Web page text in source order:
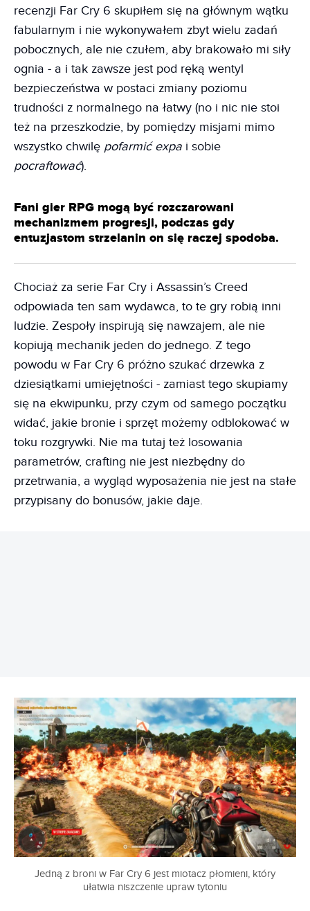
recenzji Far Cry 6 skupiłem się na głównym wątku
fabularnym i nie wykonywałem zbyt wielu zadań
pobocznych, ale nie czułem, aby brakowało mi siły
ognia - a i tak zawsze jest pod ręką wentyl
bezpieczeństwa w postaci zmiany poziomu
trudności z normalnego na łatwy (no i nic nie stoi
też na przeszkodzie, by pomiędzy misjami mimo
wszystko chwilę pofarmić expa i sobie
pocraftować).
Fani gier RPG mogą być rozczarowani
mechanizmem progresji, podczas gdy
entuzjastom strzelanin on się raczej spodoba.
Chociaż za serie Far Cry i Assassin’s Creed
odpowiada ten sam wydawca, to te gry robią inni
ludzie. Zespoły inspirują się nawzajem, ale nie
kopiują mechanik jeden do jednego. Z tego
powodu w Far Cry 6 próżno szukać drzewka z
dziesiątkami umiejętności - zamiast tego skupiamy
się na ekwipunku, przy czym od samego początku
widać, jakie bronie i sprzęt możemy odblokować w
toku rozgrywki. Nie ma tutaj też losowania
parametrów, crafting nie jest niezbędny do
przetrwania, a wygląd wyposażenia nie jest na stałe
przypisany do bonusów, jakie daje.
Jedną z broni w Far Cry 6 jest miotacz płomieni, który
ułatwia niszczenie upraw tytoniu